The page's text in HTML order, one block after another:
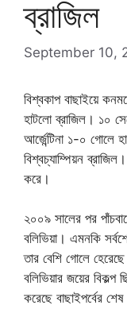
ব্রাজিল
September 10,
বিশ্বকাপ বাছাইয়ে
হাটলো ব্রাজিল। ১০
আর্জেন্টিনা ১-০ গোলে
বিশ্বচ্যাম্পিয়ন
করে।
২০০৯ সালের পর
বলিভিয়া। এমনকি
তার বেশি গোলে
বলিভিয়ার জয়ের
করেছে বাছাইপর্বের